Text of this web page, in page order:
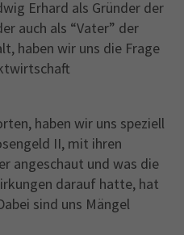
Erhard als Gründer der
auch als “Vater” der
haben wir uns die Frage
haben wir uns speziell
II, mit ihren
angeschaut und was die
darauf hatte, hat
sind uns Mängel
by Google Analytics.
to store information of
a website and helps in
report of how the
The data collected including
the source where they